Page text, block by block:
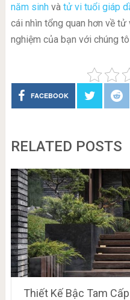
năm sinhvà tử vi tuổi giáp
cái nhìn tổng quan hơn về
nghiệm của bạn với chúng
FACEBOOK
RELATED POSTS
Thiết Kế Bậc Tam